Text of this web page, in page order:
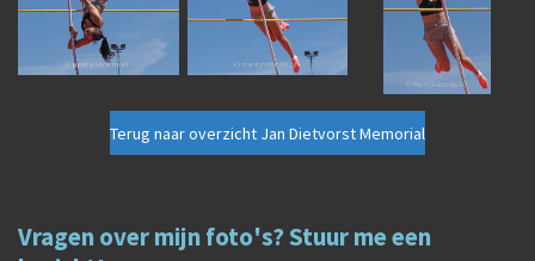
Terug naar overzicht Jan Dietvorst Memorial
Vragen over mijn foto's? Stuur me een